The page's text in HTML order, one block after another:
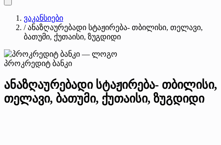
ვაკანსიები
/ ანაზღაურებადი სტაჟირება- თბილისი, თელავი,
ბათუმი, ქუთაისი, ზუგდიდი
პროკრედიტ ბანკი
ანაზღაურებადი სტაჟირება- თბილისი,
თელავი, ბათუმი, ქუთაისი, ზუგდიდი